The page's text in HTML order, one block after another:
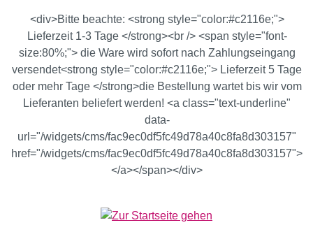
Zum Hauptinhalt springen
<div>Bitte beachte: <strong style="color:#c2116e;">
Lieferzeit 1-3 Tage </strong><br /> <span style="font-
size:80%;"> die Ware wird sofort nach Zahlungseingang
versendet<strong style="color:#c2116e;"> Lieferzeit 5 Tage
oder mehr Tage </strong>die Bestellung wartet bis wir vom
Lieferanten beliefert werden! <a class="text-underline"
data-
url="/widgets/cms/fac9ec0df5fc49d78a40c8fa8d303157"
href="/widgets/cms/fac9ec0df5fc49d78a40c8fa8d303157">
</a></span></div>